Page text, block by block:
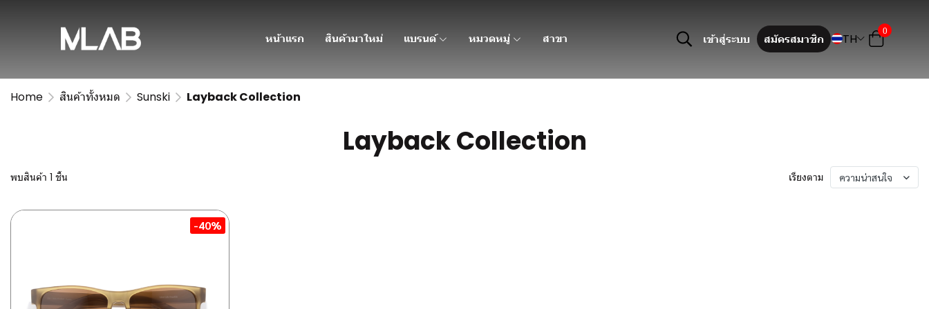
หน้าแรก สินค้ามาใหม่ แบรนด์ หมวดหมู่ สาขา เข้าสู่ระบบ สมัครสมาชิก TH
0
Home สินค้าทั้งหมด Sunski Layback Collection
Layback Collection
พบสินค้า 1 ชิ้น เรียงตาม ความน่าสนใจ
-40%